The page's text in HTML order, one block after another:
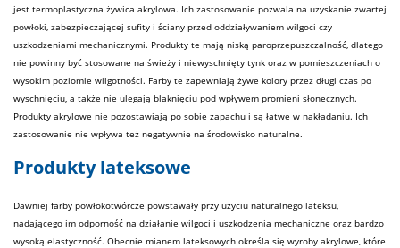
jest termoplastyczna żywica akrylowa. Ich zastosowanie pozwala na uzyskanie zwartej
powłoki, zabezpieczającej sufity i ściany przed oddziaływaniem wilgoci czy
uszkodzeniami mechanicznymi. Produkty te mają niską paroprzepuszczalność, dlatego
nie powinny być stosowane na świeży i niewyschnięty tynk oraz w pomieszczeniach o
wysokim poziomie wilgotności. Farby te zapewniają żywe kolory przez długi czas po
wyschnięciu, a także nie ulegają blaknięciu pod wpływem promieni słonecznych.
Produkty akrylowe nie pozostawiają po sobie zapachu i są łatwe w nakładaniu. Ich
zastosowanie nie wpływa też negatywnie na środowisko naturalne.
Produkty lateksowe
Dawniej farby powłokotwórcze powstawały przy użyciu naturalnego lateksu,
nadającego im odporność na działanie wilgoci i uszkodzenia mechaniczne oraz bardzo
wysoką elastyczność. Obecnie mianem lateksowych określa się wyroby akrylowe, które